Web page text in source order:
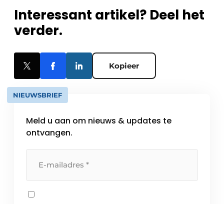
Interessant artikel? Deel het
verder.
Kopieer
NIEUWSBRIEF
Meld u aan om nieuws & updates te
ontvangen.